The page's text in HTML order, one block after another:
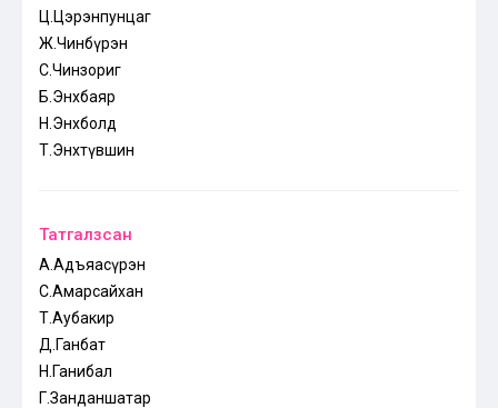
Ц.Цэрэнпунцаг
Ж.Чинбүрэн
С.Чинзориг
Б.Энхбаяр
Н.Энхболд
Т.Энхтүвшин
Татгалзсан
А.Адъяасүрэн
С.Амарсайхан
Т.Аубакир
Д.Ганбат
Н.Ганибал
Г.Занданшатар